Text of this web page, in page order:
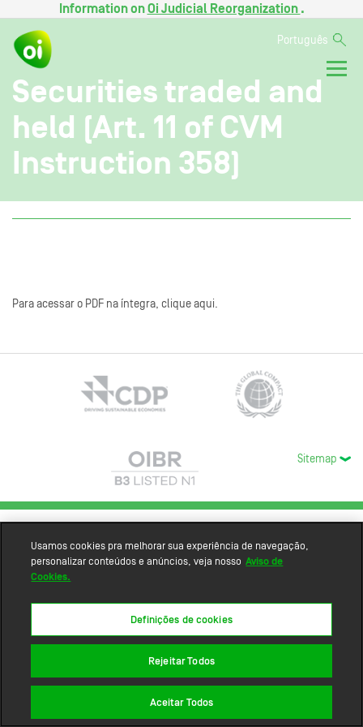
Information onOi Judicial Reorganization .
Português
Securities traded and
held (Art. 11 of CVM
Instruction 358)
Para acessar o PDF na íntegra, clique aqui.
Sitemap
Usamos cookies pra melhorar sua experiência de navegação,
personalizar conteúdos e anúncios, veja nosso Aviso de
Cookies.
Definições de cookies
Rejeitar Todos
Aceitar Todos